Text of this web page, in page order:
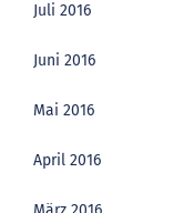
Juli 2016
Juni 2016
Mai 2016
April 2016